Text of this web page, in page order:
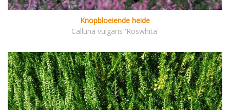
Knopbloeiende heide
Calluna vulgaris 'Roswhita'